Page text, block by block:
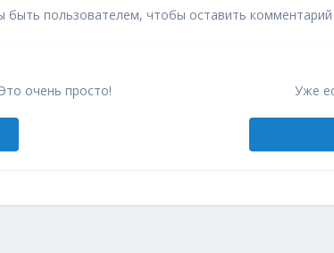
быть пользователем, чтобы оставить комментарий
очень просто! Уже